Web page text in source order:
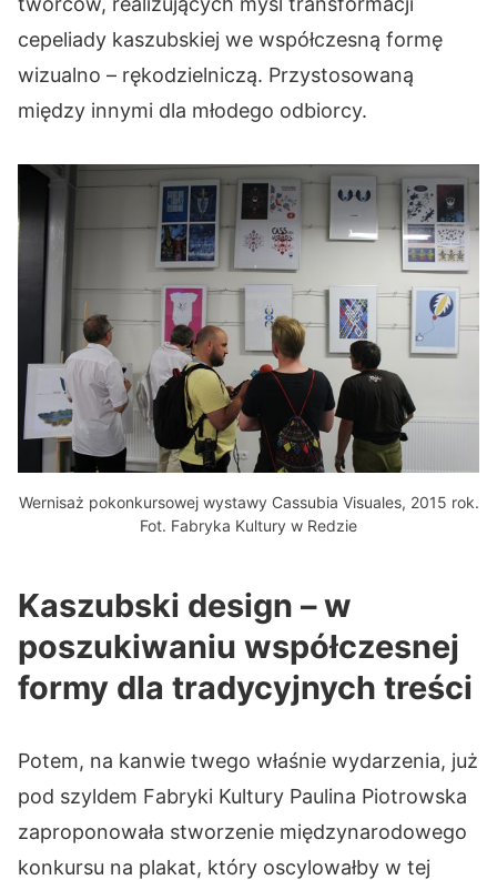
cepeliady kaszubskiej we współczesną formę
wizualno – rękodzielniczą. Przystosowaną
między innymi dla młodego odbiorcy.
Wernisaż pokonkursowej wystawy Cassubia Visuales, 2015 rok.
Fot. Fabryka Kultury w Redzie
Kaszubski design – w
poszukiwaniu współczesnej
formy dla tradycyjnych treści
Potem, na kanwie twego właśnie wydarzenia, już
pod szyldem Fabryki Kultury Paulina Piotrowska
zaproponowała stworzenie międzynarodowego
konkursu na plakat, który oscylowałby w tej